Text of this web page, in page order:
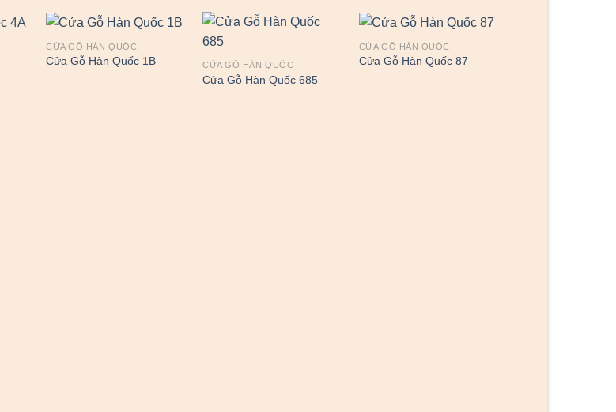
CỬA GỖ HÀN QUỐC
Cửa Gỗ Hàn Quốc 1B CỬA GỖ HÀN QUỐC
Cửa Gỗ Hàn Quốc 685
CỬA GỖ HÀN QUỐC
Cửa Gỗ Hàn Quốc 87